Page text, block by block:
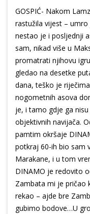
GOSPIĆ- Nakom
rastužila vijest –
nestao je i posljednji
sam, nikad više u
promatrati njihovu
gledao na desetke
dana, teško je
nogometnih asova
je, i tamo gdje ga
objektivnih navijača.
pamtim okršaje
potkraj 60-ih bio sam
Marakane, i u tom
DINAMO je redovito
Zambata mi je pričao
rekao – ajde bre
gubimo bodove…U